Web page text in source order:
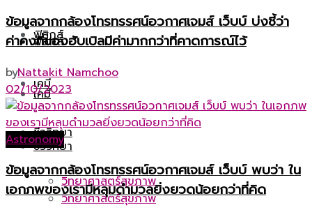
ฟิสิกส์
เคมี
ชีววิทยา
วิทยาศาสตร์สุขภาพ
ฟิสิกส์
เคมี
ชีววิทยา
วิทยาศาสตร์สุขภาพ
ข้อมูลจากกล้องโทรทรรศน์อวกาศเจมส์ เว็บบ์ บ่งชี้ว่า
ค่าคงที่ของฮับเบิลมีค่ามากกว่าที่คาดการณ์ไว้
byNattakit Namchoo
02/10/2023
Astronomy
ข้อมูลจากกล้องโทรทรรศน์อวกาศเจมส์ เว็บบ์ พบว่า ใน
เอกภพของเรามีหลุมดำมวลยิ่งยวดน้อยกว่าที่คิด